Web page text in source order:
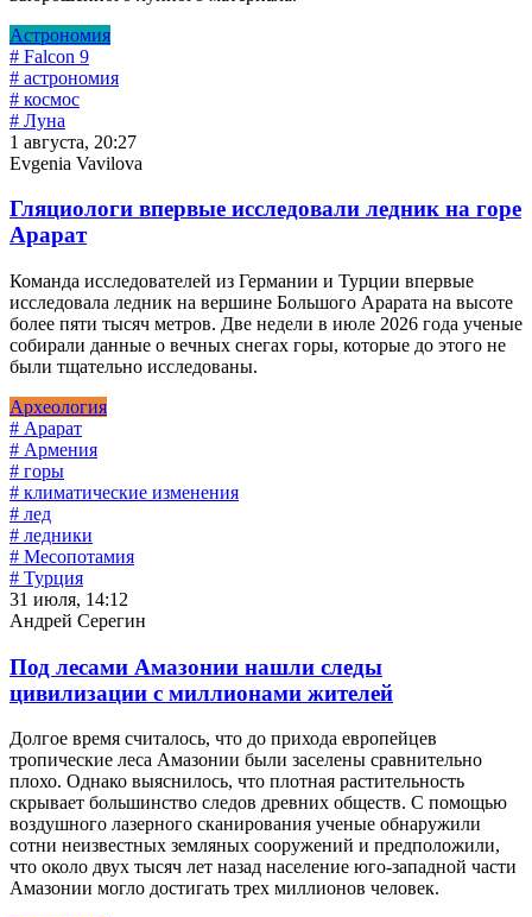
Астрономия
# Falcon 9
# астрономия
# космос
# Луна
1 августа, 20:27
Evgenia Vavilova
Гляциологи впервые исследовали ледник на горе
Арарат
Команда исследователей из Германии и Турции впервые
исследовала ледник на вершине Большого Арарата на высоте
более пяти тысяч метров. Две недели в июле 2026 года ученые
собирали данные о вечных снегах горы, которые до этого не
были тщательно исследованы.
Археология
# Арарат
# Армения
# горы
# климатические изменения
# лед
# ледники
# Месопотамия
# Турция
31 июля, 14:12
Андрей Серегин
Под лесами Амазонии нашли следы
цивилизации с миллионами жителей
Долгое время считалось, что до прихода европейцев
тропические леса Амазонии были заселены сравнительно
плохо. Однако выяснилось, что плотная растительность
скрывает большинство следов древних обществ. С помощью
воздушного лазерного сканирования ученые обнаружили
сотни неизвестных земляных сооружений и предположили,
что около двух тысяч лет назад население юго-западной части
Амазонии могло достигать трех миллионов человек.